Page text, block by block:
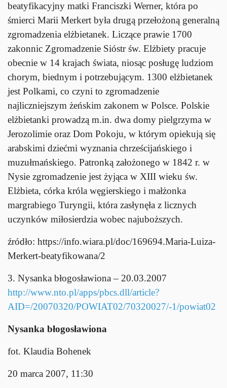
beatyfikacyjny matki Franciszki Werner, która po
śmierci Marii Merkert była drugą przełożoną generalną
zgromadzenia elżbietanek. Liczące prawie 1700
zakonnic Zgromadzenie Sióstr św. Elżbiety pracuje
obecnie w 14 krajach świata, niosąc posługę ludziom
chorym, biednym i potrzebującym. 1300 elżbietanek
jest Polkami, co czyni to zgromadzenie
najliczniejszym żeńskim zakonem w Polsce. Polskie
elżbietanki prowadzą m.in. dwa domy pielgrzyma w
Jerozolimie oraz Dom Pokoju, w którym opiekują się
arabskimi dziećmi wyznania chrześcijańskiego i
muzułmańskiego. Patronką założonego w 1842 r. w
Nysie zgromadzenie jest żyjąca w XIII wieku św.
Elżbieta, córka króla węgierskiego i małżonka
margrabiego Turyngii, która zasłynęła z licznych
uczynków miłosierdzia wobec najuboższych.
źródło: https://info.wiara.pl/doc/169694.Maria-Luiza-
Merkert-beatyfikowana/2
3. Nysanka błogosławiona – 20.03.2007
http://www.nto.pl/apps/pbcs.dll/article?
AID=/20070320/POWIAT02/70320027/-1/powiat02
Nysanka błogosławiona
fot. Klaudia Bohenek
20 marca 2007, 11:30